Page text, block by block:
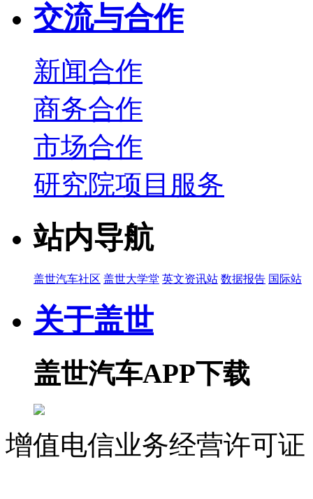
交流与合作
新闻合作
商务合作
市场合作
研究院项目服务
站内导航
盖世汽车社区 盖世大学堂 英文资讯站 数据报告 国际站
关于盖世
盖世汽车APP下载
增值电信业务经营许可